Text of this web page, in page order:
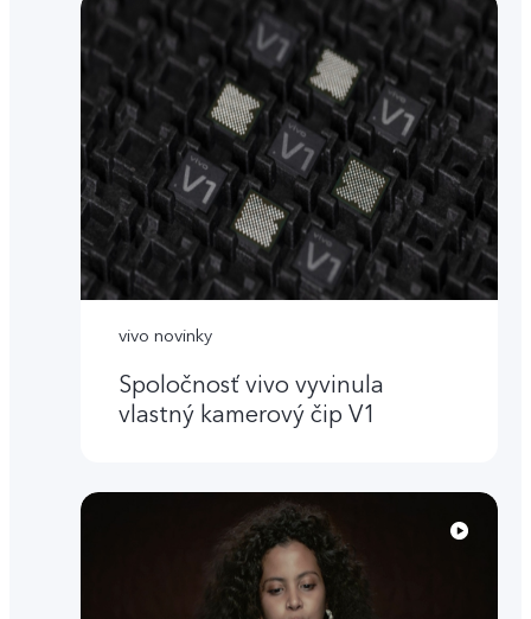
vivo novinky
Spoločnosť vivo vyvinula
vlastný kamerový čip V1